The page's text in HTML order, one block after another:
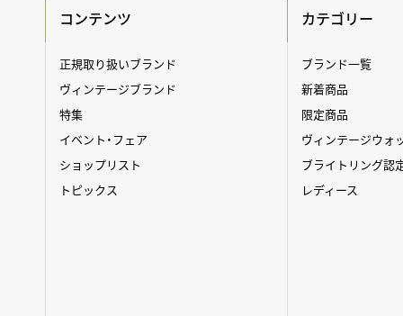
コンテンツ
正規取り扱いブランド
ヴィンテージブランド
特集
イベント・フェア
ショップリスト
トピックス
カテゴリー
ブランド一覧
新着商品
限定商品
ヴィンテージウォ
ブライトリング認
レディース